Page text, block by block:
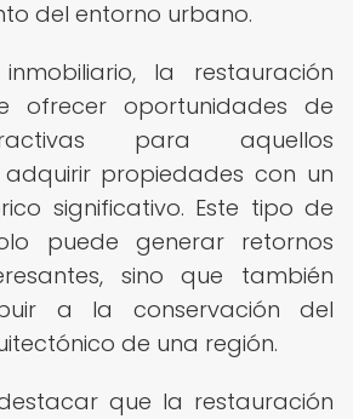
del entorno urbano.
la restauración
ofrecer oportunidades de
para aquellos
propiedades con un
significativo. Este tipo de
puede generar retornos
sino que también
a la conservación del
de una región.
que la restauración